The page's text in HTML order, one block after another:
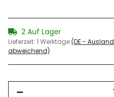
2 Auf Lager
Lieferzeit: 1 Werktage(DE - Ausland
abweichend)